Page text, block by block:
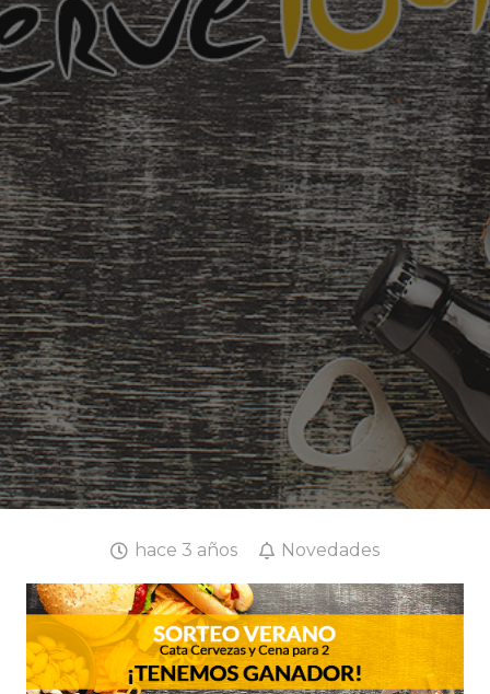
hace 3 años Novedades